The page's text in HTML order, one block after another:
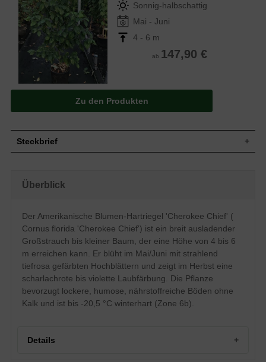
Sonnig-halbschattig
Mai - Juni
4 - 6 m
ab 147,90 €
Zu den Produkten
Steckbrief
Blatt
Sommergrün, eiförmig bis elliptisch, kurz
zugespitzt, leicht gewellter Rand,
Oberseite dunkelgrün, Unterseite heller,
Herbstfärbung scharlachrot bis violett, 9
bis 15 cm lang
Frucht
Scharlachrot, eiförmig
Blüte
Strahlend tiefrosa gefärbte Hochblätter
Blütezeit
Mai / Juni
Rinde
Jungtriebe grünlich bis purpur, alte Rinde
Überblick
Der Amerikanische Blumen-Hartriegel 'Cherokee Chief' (
Cornus florida 'Cherokee Chief') ist ein breit ausladender
Großstrauch bis kleiner Baum, der eine Höhe von 4 bis 6
m erreichen kann. Er blüht im Mai/Juni mit strahlend
tiefrosa gefärbten Hochblättern und zeigt im Herbst eine
scharlachrote bis violette Laubfärbung. Die Pflanze
bevorzugt lockere, humose, nährstoffreiche Böden ohne
Kalk und ist bis -20,5 °C winterhart (Zone 6b).
Details